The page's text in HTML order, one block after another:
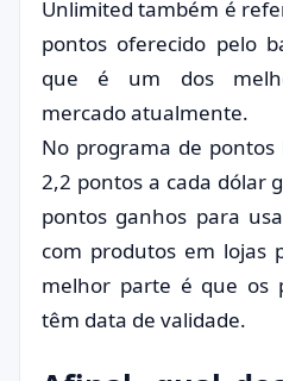
Unlimited também é
pontos oferecido pelo
que é um dos
mercado atualmente.
No programa de pontos
2,2 pontos a cada dólar
pontos ganhos para
com produtos em lojas
melhor parte é que os
têm data de validade.